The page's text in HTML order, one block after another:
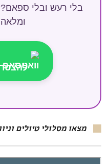
בלי רעש ובלי
ומלאה
מצאו מסלולי טיולים